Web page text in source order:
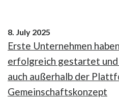
8. July 2025
Erste Unternehmen
erfolgreich gestartet
auch außerhalb der
Gemeinschaftskonzept